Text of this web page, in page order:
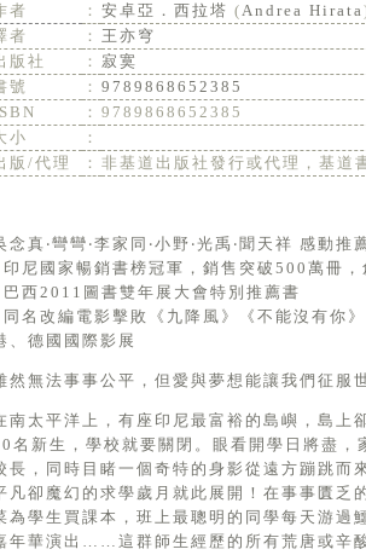
者 ： 安卓亞．西拉塔 (Andrea Hirata
者
： 王亦穹
版社
： 寂寞
號
： 9789868652385
： 9789868652385
小
：
版/代理
： 非基道出版社發行或代理，基道
念真‧彎彎‧李家同‧小野‧光禹‧聞天祥 感動推
印尼國家暢銷書榜冠軍，銷售突破500萬冊
巴西2011圖書雙年展大會特別推薦書
同名改編電影擊敗《九降風》《不能沒有你
、德國國際影展
然無法事事公平，但愛與夢想能讓我們征服
南太平洋上，有座印尼最富裕的島嶼，島上
名新生，學校就要關閉。眼看開學日將盡
長，同時目睹一個奇特的身影從遠方蹦跳
凡卻魔幻的求學歲月就此展開！在事事匱乏
為學生買課本，班上最聰明的同學每天游過
年華演出……這群師生經歷的所有荒唐或辛